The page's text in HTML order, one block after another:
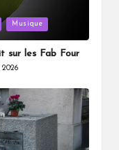
Musique
sur les Fab Four
2026